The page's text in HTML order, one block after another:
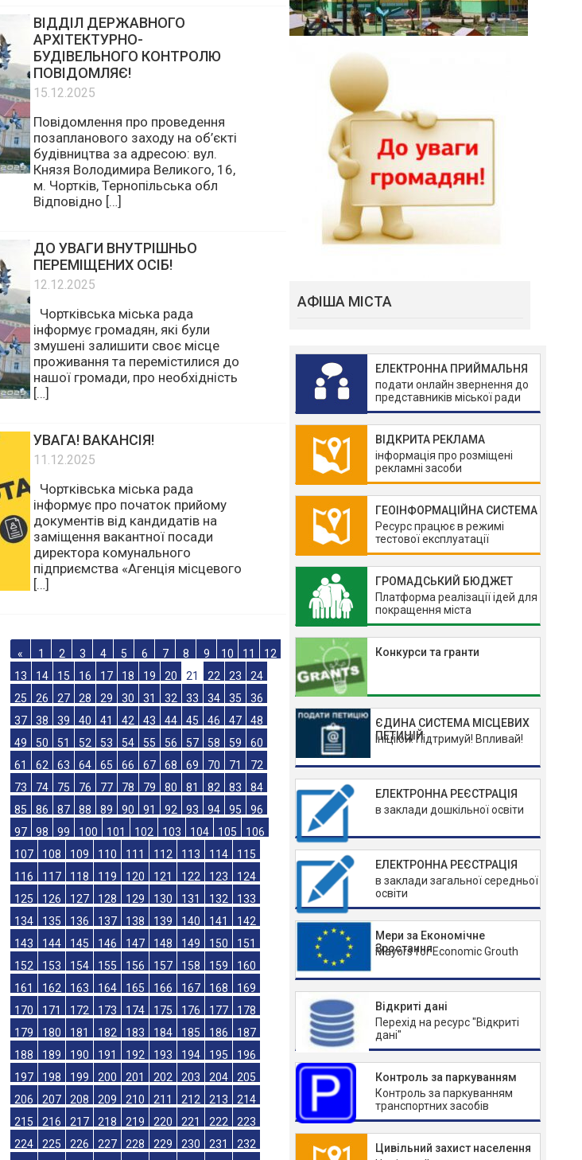
групою інвалідності (з […]
ВІДДІЛ ДЕРЖАВНОГО
АРХІТЕКТУРНО-
БУДІВЕЛЬНОГО КОНТРОЛЮ
ПОВІДОМЛЯЄ!
15.12.2025
Повідомлення про проведення
позапланового заходу на об’єкті
будівництва за адресою: вул.
Відповідно […]
ДО УВАГИ ВНУТРІШНЬО
ПЕРЕМІЩЕНИХ ОСІБ!
12.12.2025
Чортківська міська рада
інформує громадян, які були
змушені залишити своє місце
[…]
УВАГА! ВАКАНСІЯ!
11.12.2025
Чортківська міська рада
інформує про початок прийому
документів від кандидатів на
заміщення вакантної посади
« 1 2 3 4 5 6 7 8 9 10 11
13
14 15 16 17 18 19 20 21 22 23
24
25
26 27 28 29 30 31 32 33 34 35
36
37
38 39 40 41 42 43 44 45 46 47
48
49
50 51 52 53 54 55 56 57 58 59
60
61
62 63 64 65 66 67 68 69 70 71
72
73
74 75 76 77 78 79 80 81 82 83
84
85
86 87 88 89 90 91 92 93 94 95
96
97
98 99 100 101 102 103 104 105
106
107
108 109 110 111 112 113 114
115
116
117 118 119 120 121 122 123
124
125
126 127 128 129 130 131 132
133
134
135 136 137 138 139 140 141
142
143
144 145 146 147 148 149 150
151
152
153 154 155 156 157 158 159
160
161
162 163 164 165 166 167 168
169
170
171 172 173 174 175 176 177
178
179
180 181 182 183 184 185 186
187
188
189 190 191 192 193 194 195
196
197
198 199 200 201 202 203 204
205
206
207 208 209 210 211 212 213
214
АФІША МІСТА
ЕЛЕКТРОННА ПРИЙМАЛЬНЯ
подати онлайн звернення до
представників міської ради
ВІДКРИТА РЕКЛАМА
інформація про розміщені
рекламні засоби
ГЕОІНФОРМАЦІЙНА СИСТЕМА
Ресурс працює в режимі
тестової експлуатації
ГРОМАДСЬКИЙ БЮДЖЕТ
Платформа реалізації ідей для
покращення міста
Конкурси та гранти
ЄДИНА СИСТЕМА МІСЦЕВИХ
ПЕТИЦІЙ
Ініціюй! Підтримуй! Впливай!
ЕЛЕКТРОННА РЕЄСТРАЦІЯ
в заклади дошкільної освіти
ЕЛЕКТРОННА РЕЄСТРАЦІЯ
в заклади загальної середньої
освіти
Мери за Економічне
Зростання
Mayors for Economic Grouth
Відкриті дані
Перехід на ресурс "Відкриті
дані"
Контроль за паркуванням
Контроль за паркуванням
транспортних засобів
Цивільний захист населення